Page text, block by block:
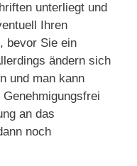
unterliegt und
Ihren
bevor Sie ein
ändern sich
und man kann
an das
noch